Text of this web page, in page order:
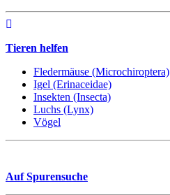
Tieren helfen
Fledermäuse (Microchiroptera)
Igel (Erinaceidae)
Insekten (Insecta)
Luchs (Lynx)
Vögel
Auf Spurensuche